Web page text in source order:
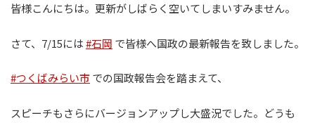
皆様こんにちは。更新がしばらく空いてしまいすみません。
さて、7/15には#石岡 で皆様へ国政の最新報告を致しました。
#つくばみらい市での国政報告会を踏まえて、
スピーチもさらにバージョンアップし大盛況でした。どうも